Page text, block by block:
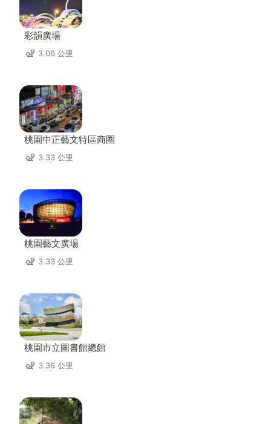
彩韻廣場
3.06 公里
桃園中正藝文特區商圈
3.33 公里
桃園藝文廣場
3.33 公里
桃園市立圖書館總館
3.36 公里